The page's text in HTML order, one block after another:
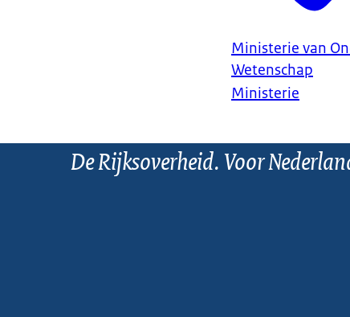
Ministerie van
Wetenschap
Ministerie
De Rijksoverheid. Voor